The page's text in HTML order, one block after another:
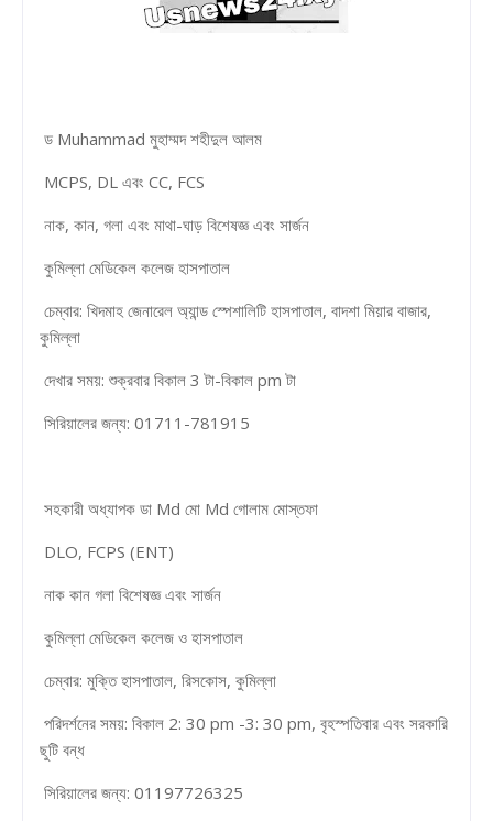
ড Muhammad মুহাম্মদ শহীদুল আলম
MCPS, DL এবং CC, FCS
নাক, ​​কান, গলা এবং মাথা-ঘাড় বিশেষজ্ঞ এবং সার্জন
কুমিল্লা মেডিকেল কলেজ হাসপাতাল
চেম্বার: খিদমাহ জেনারেল অ্যান্ড স্পেশালিটি হাসপাতাল, বাদশা মিয়ার বাজার,
কুমিল্লা
দেখার সময়: শুক্রবার বিকাল 3 টা-বিকাল pm টা
সিরিয়ালের জন্য: 01711-781915
সহকারী অধ্যাপক ডা Md মো Md গোলাম মোস্তফা
DLO, FCPS (ENT)
নাক কান গলা বিশেষজ্ঞ এবং সার্জন
কুমিল্লা মেডিকেল কলেজ ও হাসপাতাল
চেম্বার: মুক্তি হাসপাতাল, রিসকোস, কুমিল্লা
পরিদর্শনের সময়: বিকাল 2: 30 pm -3: 30 pm, বৃহস্পতিবার এবং সরকারি
ছুটি বন্ধ
সিরিয়ালের জন্য: 01197726325